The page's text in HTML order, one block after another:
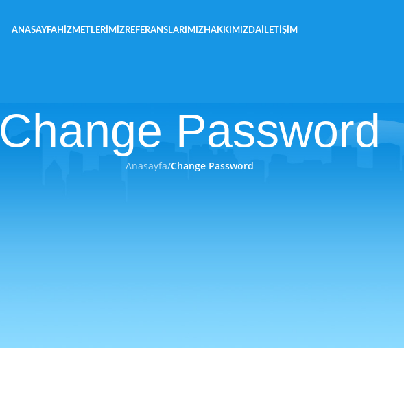
ANASAYFAHIZMETLERIMIZREFERANSLARIMIZHAKKIMIZDA İLETIŞIM
Change Password
Anasayfa/Change Password